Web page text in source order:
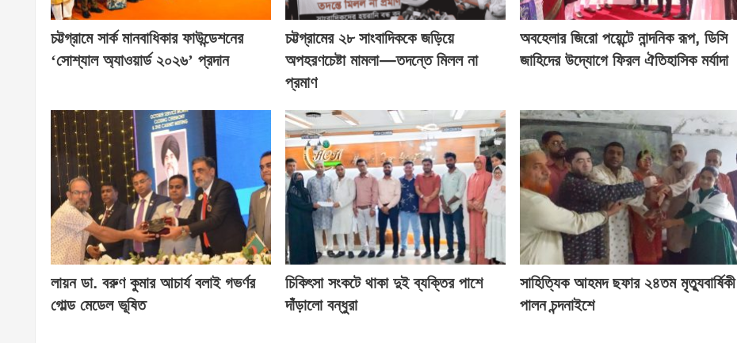
চট্টগ্রামে সার্ক মানবাধিকার ফাউন্ডেশনের
‘সোশ্যাল অ্যাওয়ার্ড ২০২৬’ প্রদান
চট্টগ্রামের ২৮ সাংবাদিককে জড়িয়ে
অপহরণচেষ্টা মামলা—তদন্তে মিলল না
প্রমাণ
অবহেলার জিরো পয়েন্টে নান্দনিক রূপ, ডিসি
জাহিদের উদ্যোগে ফিরল ঐতিহাসিক মর্যাদা
লায়ন ডা. বরুণ কুমার আচার্য বলাই গভর্ণর
গোল্ড মেডেল ভূষিত
চিকিৎসা সংকটে থাকা দুই ব্যক্তির পাশে
দাঁড়ালো বন্ধুরা
সাহিত্যিক আহমদ ছফার ২৪তম মৃত্যুবার্ষিকী
পালন চন্দনাইশে